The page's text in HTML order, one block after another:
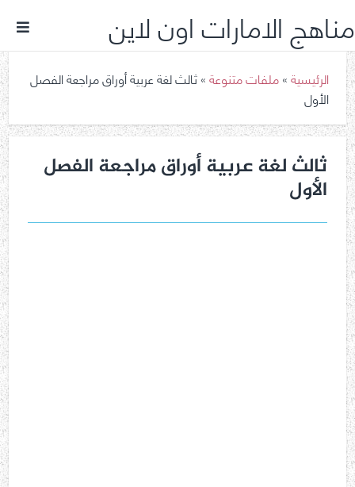
مناهج الامارات اون لاين
الرئيسية»ملفات متنوعة»ثالث لغة عربية أوراق مراجعة الفصل
الأول
ثالث لغة عربية أوراق مراجعة الفصل
الأول